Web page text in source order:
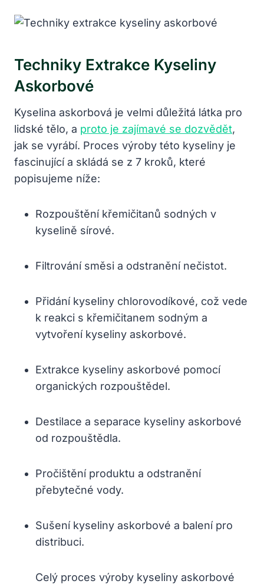
Techniky Extrakce Kyseliny
Askorbové
Kyselina askorbová je velmi důležitá látka pro
lidské tělo, a proto je zajímavé se dozvědět,
jak se vyrábí. Proces výroby této kyseliny je
fascinující a skládá se z 7 kroků, které
popisujeme níže:
Rozpouštění křemičitanů sodných v
kyselině sírové.
Filtrování směsi a odstranění nečistot.
Přidání kyseliny chlorovodíkové, což vede
k reakci s křemičitanem sodným a
vytvoření kyseliny askorbové.
Extrakce kyseliny askorbové pomocí
organických rozpouštědel.
Destilace a separace kyseliny askorbové
od rozpouštědla.
Pročištění produktu a odstranění
přebytečné vody.
Sušení kyseliny askorbové a balení pro
distribuci.
Celý proces výroby kyseliny askorbové